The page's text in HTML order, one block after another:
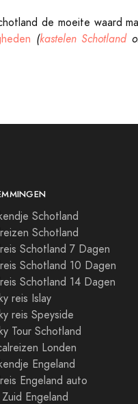
de moeite waard
(kastelen Schotland
Schotland
Schotland
Schotland 7 Dagen
Schotland 10 Dagen
Schotland 14 Dagen
reis Islay
reis Speyside
Tour Schotland
Londen
Engeland
Engeland auto
Engeland